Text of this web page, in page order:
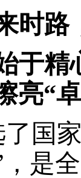
时路
于精
亮“
了 国
是